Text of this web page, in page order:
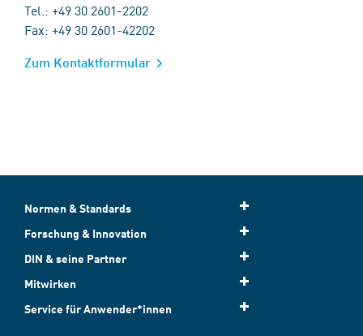
Tel.: +49 30 2601-2202
Fax: +49 30 2601-42202
Zum Kontaktformular
Normen & Standards
Forschung & Innovation
DIN & seine Partner
Mitwirken
Service für Anwender*innen